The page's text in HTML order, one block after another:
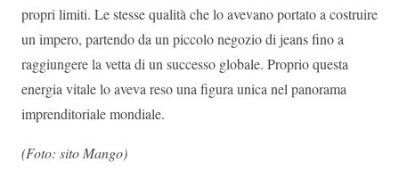
propri limiti. Le stesse qualità che lo avevano portato a costruire
un impero, partendo da un piccolo negozio di jeans fino a
raggiungere la vetta di un successo globale. Proprio questa
energia vitale lo aveva reso una figura unica nel panorama
imprenditoriale mondiale.
(Foto: sito Mango)